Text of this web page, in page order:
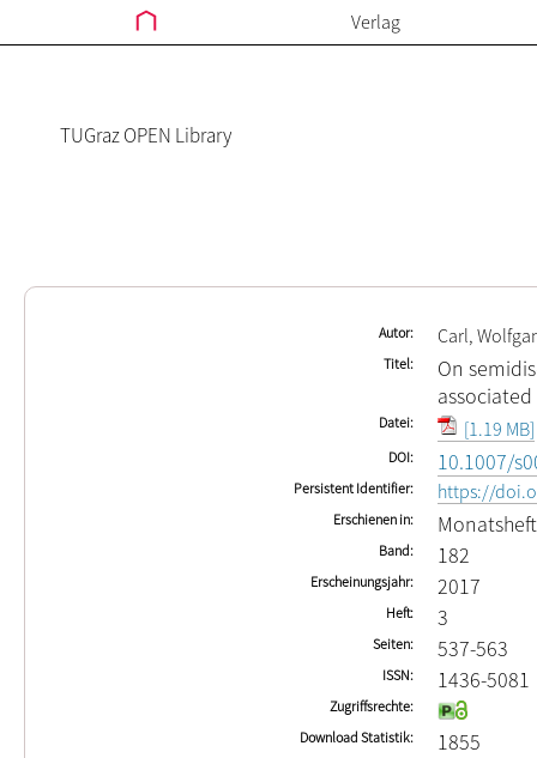
Verlag
TUGraz OPEN Library
Autor Carl,
Titel
On
Datei [1.19 MB]
DOI 10.1007/
Persistent Identifier https://
Erschienen in
Band 182
Erscheinungsjahr 2017
Heft 3
Seiten 537-563
ISSN 1436-5081
Zugriffsrechte
Download Statistik
1855